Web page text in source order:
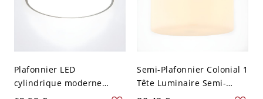
Plafonnier LED
cylindrique moderne
blanc avec abat-jour en
Semi-Plafonnier Colonial 1
Tête Luminaire Semi-
Encastré en Métal Laiton